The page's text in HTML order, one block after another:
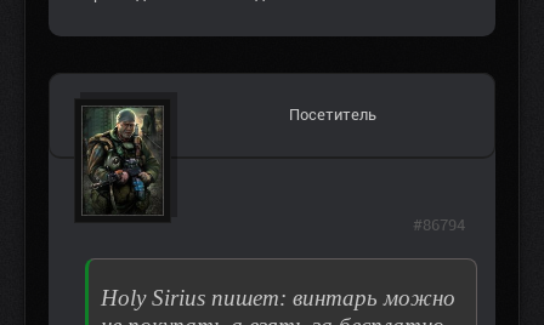
Посетитель
Holy Sirius пишет: винтарь можно
#86794